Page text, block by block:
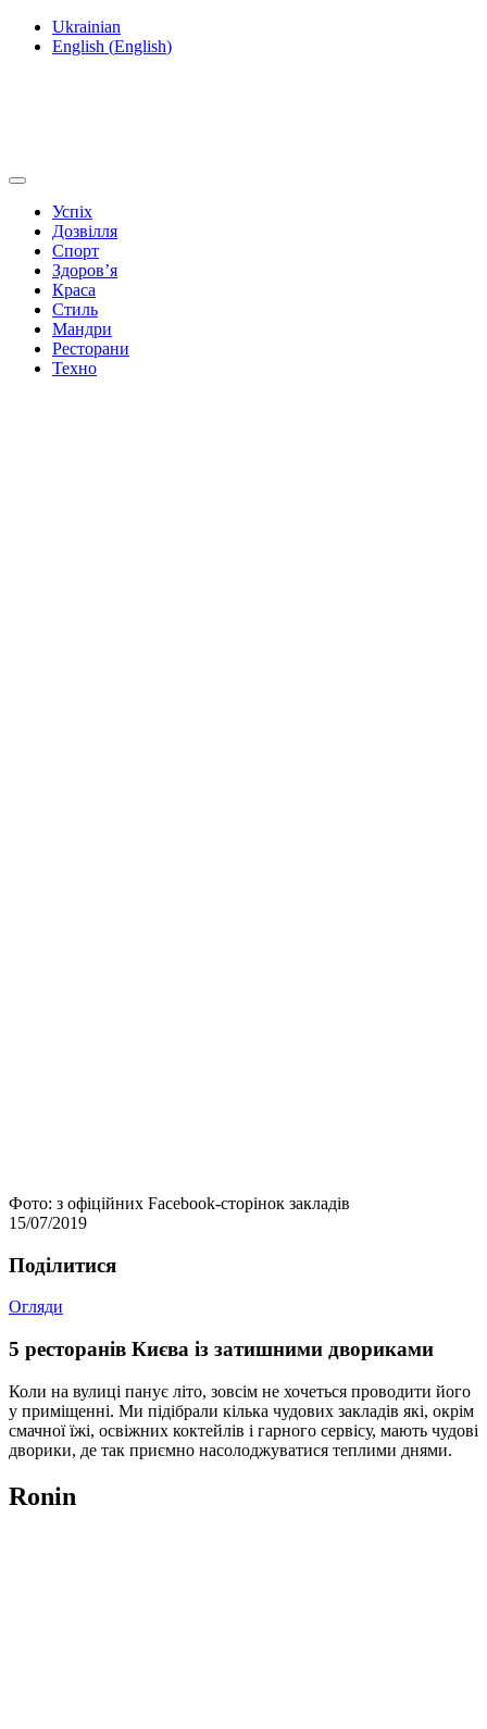
Ukrainian
English (English)
Успіх
Дозвілля
Спорт
Здоров’я
Краса
Стиль
Мандри
Ресторани
Техно
Фото: з офіційних Facebook-сторінок закладів
15/07/2019
Подiлитися
Огляди
5 ресторанів Києва із затишними двориками
Коли на вулиці панує літо, зовсім не хочеться проводити його
у приміщенні. Ми підібрали кілька чудових закладів які, окрім
смачної їжі, освіжних коктейлів і гарного сервісу, мають чудові
дворики, де так приємно насолоджуватися теплими днями.
Ronin